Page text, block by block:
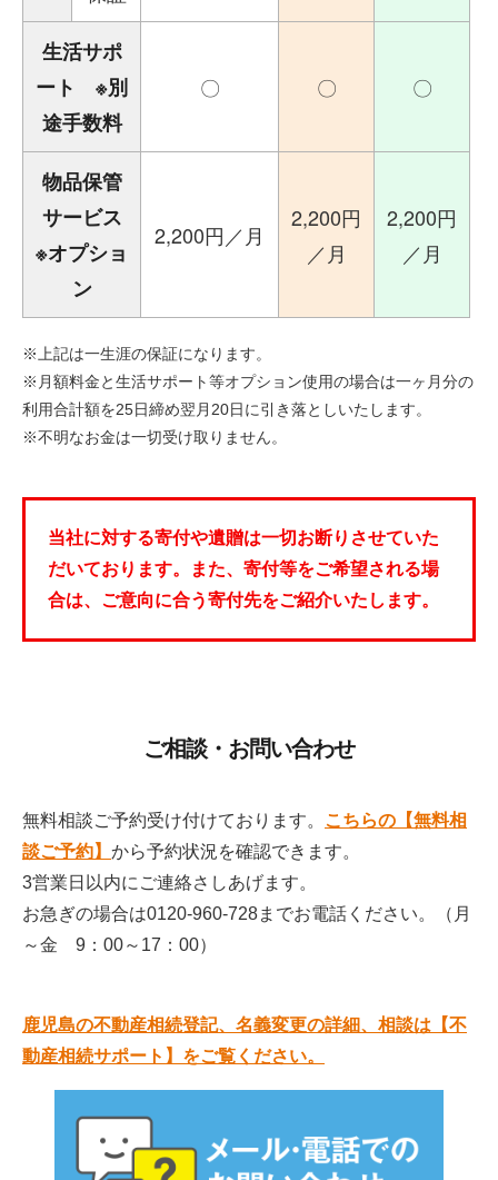
生活サポ
ート ※別
途手数料
〇 〇 〇
物品保管
サービス
※オプショ
ン
2,200円／月
2,200円
／月
2,200円
／月
※上記は一生涯の保証になります。
※月額料金と生活サポート等オプション使用の場合は一ヶ月分の
利用合計額を25日締め翌月20日に引き落としいたします。
※不明なお金は一切受け取りません。
当社に対する寄付や遺贈は一切お断りさせていた
だいております。また、寄付等をご希望される場
合は、ご意向に合う寄付先をご紹介いたします。
ご相談・お問い合わせ
無料相談ご予約受け付けております。 こちらの【無料相
談ご予約】 から予約状況を確認できます。
3営業日以内にご連絡さしあげます。
お急ぎの場合は0120-960-728までお電話ください。（月
～金 9：00～17：00）
鹿児島の不動産相続登記、名義変更の詳細、相談は【不
動産相続サポート】をご覧ください。